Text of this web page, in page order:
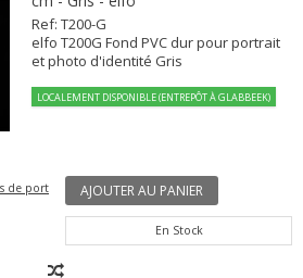
Ref: T200-G
elfo T200G Fond PVC dur pour portrait
et photo d'identité Gris
LOCALEMENT DISPONIBLE (ENTREPÔT À GLABBEEK)
de port AJOUTER AU PANIER
En Stock